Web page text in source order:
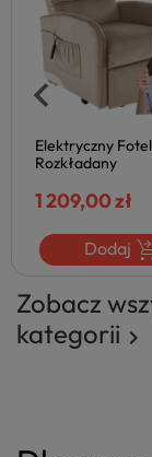
Elektryczny Fotel
Rozkładany
Wstawania
Babci Seniora
Beżowy
1 209,00 zł
Dodaj
Zobacz
kategorii 